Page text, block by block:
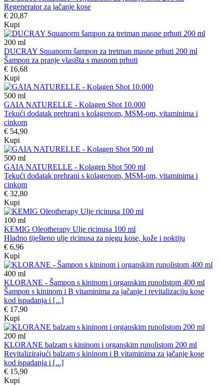
Regenerator za jačanje kose
€ 20,87
Kupi
200 ml
DUCRAY Squanorm šampon za tretman masne prhuti 200 ml
Šampon za pranje vlasišta s masnom prhuti
€ 16,68
Kupi
500 ml
GAIA NATURELLE - Kolagen Shot 10.000
Tekući dodatak prehrani s kolagenom, MSM-om, vitaminima i
cinkom
€ 54,90
Kupi
500 ml
GAIA NATURELLE - Kolagen Shot 500 ml
Tekući dodatak prehrani s kolagenom, MSM-om, vitaminima i
cinkom
€ 32,80
Kupi
100 ml
KEMIG Oleotherapy Ulje ricinusa 100 ml
Hladno tiješteno ulje ricinusa za njegu kose, kože i noktiju
€ 6,96
Kupi
400 ml
KLORANE - Šampon s kininom i organskim runolistom 400 ml
Šampon s kininom i B vitaminima za jačanje i revitalizaciju kose
kod ispadanja i [...]
€ 17,90
Kupi
200 ml
KLORANE balzam s kininom i organskim runolistom 200 ml
Revitalizirajući balzam s kininom i B vitaminima za jačanje kose
kod ispadanja i [...]
€ 15,90
Kupi